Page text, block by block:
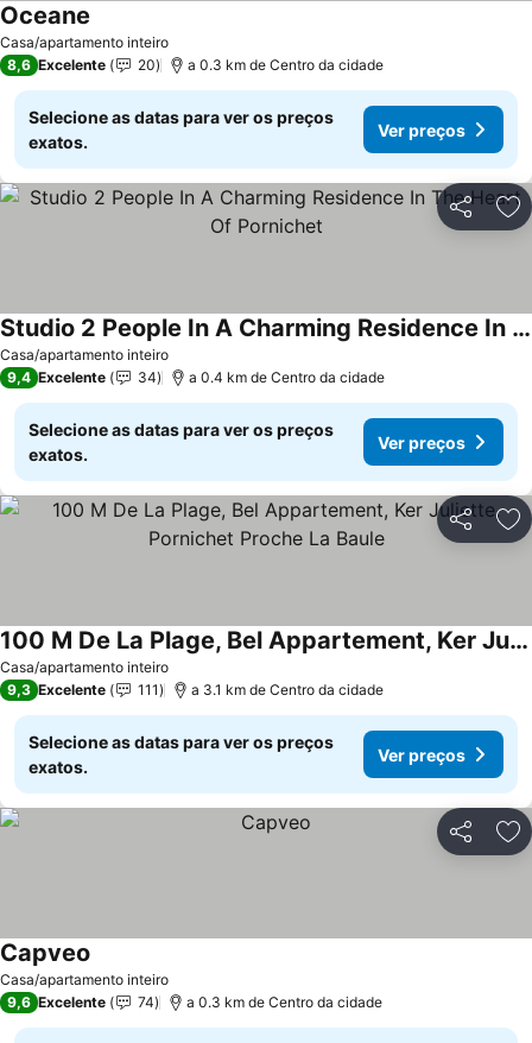
Casa/apartamento inteiro
Oceane
8,6 Excelente 20 a 0.3 km de Centro da cidade
Selecione as datas para ver os preços
exatos.
Ver preços
Partilhar
Casa/apartamento inteiro
Studio 2 People In A Charming Residence In The Heart Of Pornichet
Ver preços
9,4 Excelente 34 a 0.4 km de Centro da cidade
Selecione as datas para ver os preços
exatos.
Ver preços
Partilhar
Casa/apartamento inteiro
100 M De La Plage, Bel Appartement, Ker Juliette, Pornichet Proche La Baule
Ver preços
9,3 Excelente 111 a 3.1 km de Centro da cidade
Selecione as datas para ver os preços
exatos.
Ver preços
Partilhar
Casa/apartamento inteiro
Capveo
9,6 Excelente 74 a 0.3 km de Centro da cidade